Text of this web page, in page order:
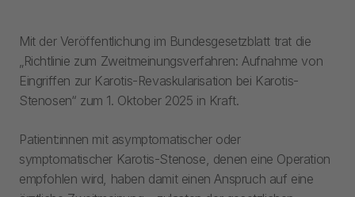
Mit der Veröffentlichung im Bundesgesetzblatt trat die
„Richtlinie zum Zweitmeinungsverfahren: Aufnahme von
Eingriffen zur Karotis-Revaskularisation bei Karotis-
Stenosen“ zum 1. Oktober 2025 in Kraft.
Patient:innen mit asymptomatischer oder
symptomatischer Karotis-Stenose, denen eine Operation
empfohlen wird, haben damit einen Anspruch auf eine